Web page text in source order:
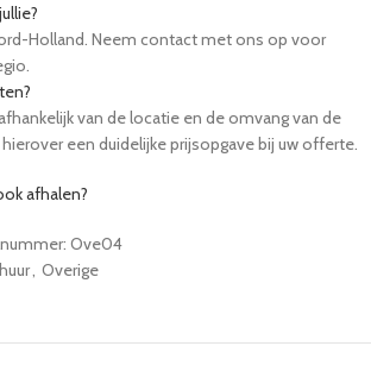
Holland. Neem contact met ons op voor
van de locatie en de omvang van de
een duidelijke prijsopgave bij uw offerte.
afhalen?
servies meegeleverd worden?
aan partyverhuur, zoals bierbanken,
48 uur van tevoren te bestellen. Voor grote
Ove04
, Overige